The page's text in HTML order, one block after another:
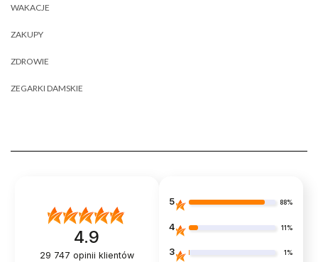
WAKACJE
ZAKUPY
ZDROWIE
ZEGARKI DAMSKIE
4.9
29 747 opinii klientów
5 88%
4 11%
3 1%